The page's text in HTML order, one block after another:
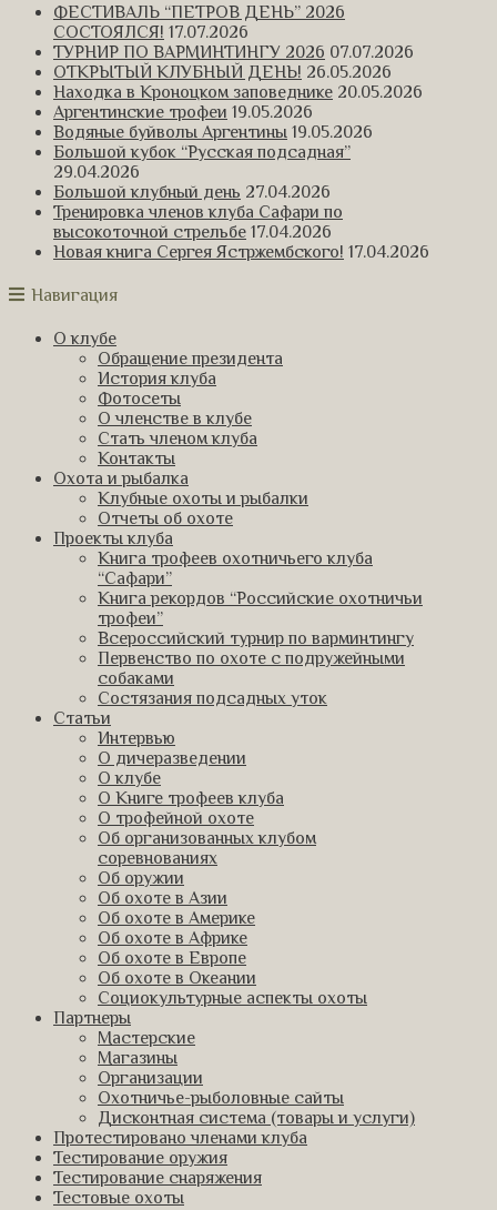
ФЕСТИВАЛЬ “ПЕТРОВ ДЕНЬ” 2026
СОСТОЯЛСЯ! 17.07.2026
ТУРНИР ПО ВАРМИНТИНГУ 2026 07.07.2026
ОТКРЫТЫЙ КЛУБНЫЙ ДЕНЬ! 26.05.2026
Находка в Кроноцком заповеднике 20.05.2026
Аргентинские трофеи 19.05.2026
Водяные буйволы Аргентины 19.05.2026
Большой кубок “Русская подсадная”
29.04.2026
Большой клубный день 27.04.2026
Тренировка членов клуба Сафари по
высокоточной стрельбе 17.04.2026
Новая книга Сергея Ястржембского! 17.04.2026
Навигация
О клубе
Обращение президента
История клуба
Фотосеты
О членстве в клубе
Стать членом клуба
Контакты
Охота и рыбалка
Клубные охоты и рыбалки
Отчеты об охоте
Проекты клуба
Книга трофеев охотничьего клуба
“Сафари”
Книга рекордов “Российские охотничьи
трофеи”
Всероссийский турнир по варминтингу
Первенство по охоте с подружейными
собаками
Состязания подсадных уток
Статьи
Интервью
О дичеразведении
О клубе
О Книге трофеев клуба
О трофейной охоте
Об организованных клубом
соревнованиях
Об оружии
Об охоте в Азии
Об охоте в Америке
Об охоте в Африке
Об охоте в Европе
Об охоте в Океании
Социокультурные аспекты охоты
Партнеры
Мастерские
Магазины
Организации
Охотничье-рыболовные сайты
Дисконтная система (товары и услуги)
Протестировано членами клуба
Тестирование оружия
Тестирование снаряжения
Тестовые охоты